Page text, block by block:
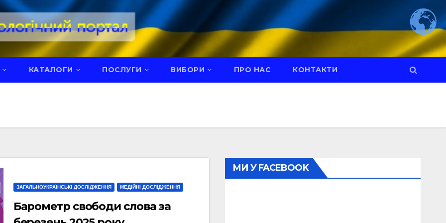
КАТАЛОГИ ПОСЛУГИ ВИБОРИ ПРО НАС КОНТАКТИ
ЗАГАЛЬНОУКРАЇНСЬКІ ДОСЛІДЖЕННЯ МЕДІЙНІ ДОСЛІДЖЕННЯ
Барометр свободи слова за
МИ У FACEBOOK